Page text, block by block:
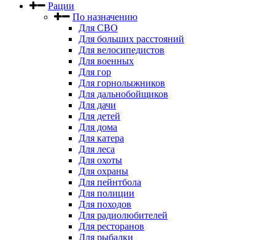
Рации
По назначению
Для СВО
Для больших расстояний
Для велосипедистов
Для военных
Для гор
Для горнолыжников
Для дальнобойщиков
Для дачи
Для детей
Для дома
Для катера
Для леса
Для охоты
Для охраны
Для пейнтбола
Для полиции
Для походов
Для радиолюбителей
Для ресторанов
Для рыбалки